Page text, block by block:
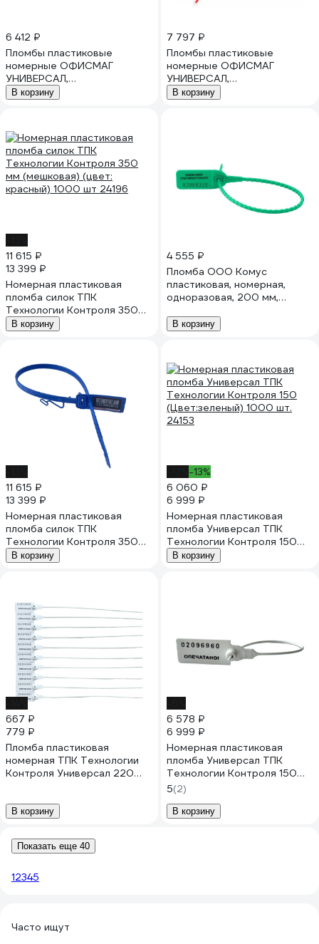
6 412 ₽
Пломбы пластиковые
номерные ОФИСМАГ
УНИВЕРСАЛ,
самофиксирующиеся, длина
140 мм, красные, комплект
В корзину
7 797 ₽
Пломбы пластиковые
номерные ОФИСМАГ
УНИВЕРСАЛ,
самофиксирующиеся, длина
220 мм, красные, комплект
В корзину
11 615 ₽
13 399 ₽
Номерная пластиковая
пломба силок ТПК
Технологии Контроля 350
мм (мешковая) (цвет:
красный) 1000 шт 24196
В корзину
4 555 ₽
Пломба ООО Комус
пластиковая, номерная,
одноразовая, 200 мм,
упаковка 103037
В корзину
11 615 ₽
13 399 ₽
Номерная пластиковая
пломба силок ТПК
Технологии Контроля 350
мм (мешковая) (цвет: синий)
1000 шт 24195
В корзину
-13%
6 060 ₽
6 999 ₽
Номерная пластиковая
пломба Универсал ТПК
Технологии Контроля 150
(Цвет:зеленый) 1000 шт.
24153
В корзину
667 ₽
779 ₽
Пломба пластиковая
номерная ТПК Технологии
Контроля Универсал 220
В корзину
6 578 ₽
6 999 ₽
Номерная пластиковая
пломба Универсал ТПК
Технологии Контроля 150
(Цвет:белый) 1000 шт 24273
5(2)
В корзину
Показать еще 40
12345
Часто ищут